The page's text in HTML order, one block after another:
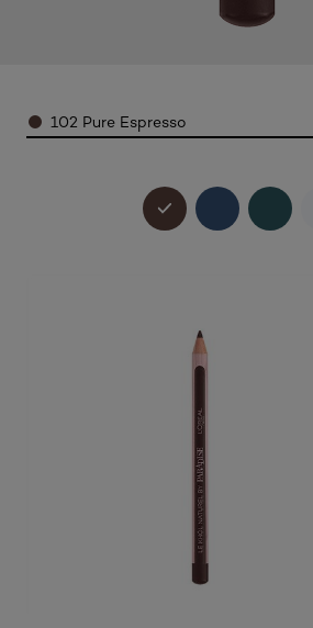
Color102 Pure Espresso